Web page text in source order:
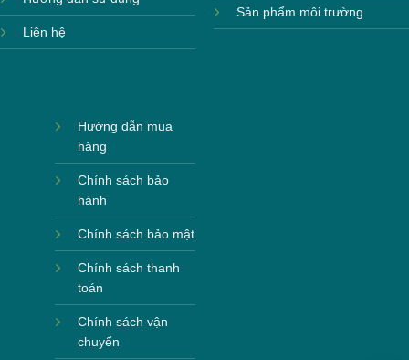
Liên hệ
Sản phẩm môi trường
Hướng dẫn mua
hàng
Chính sách bảo
hành
Chính sách bảo mật
Chính sách thanh
toán
Chính sách vận
chuyển